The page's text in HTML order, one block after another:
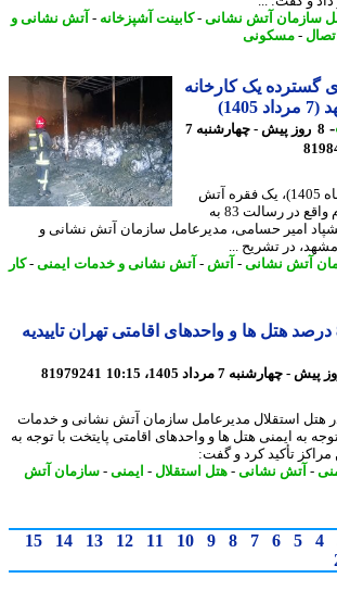
آتش نشانی-کابینت آشپزخانه -آتش نشانی و
-مسکونی
یک کارخانه
8 روز پیش - چهارشنبه 7
10 عصر امروز (7 مردادماه 1405)، یک فقره آتش
سوزی در یک کارخانه فوم واقع در رسالت 83 به
آتشپاد امیر حسامی، مدیرعامل سازمان آتش نشانی و
در تشریح ...
نشانی-آتش -آتش نشانی و خدمات ایمنی-کار
80 درصد هتل ها و واحدهای اقامتی تهران تاییدیه
81979241
استقلال مدیرعامل سازمان آتش نشانی و خدمات
ایمنی هتل ها و واحدهای اقامتی پایتخت با توجه به
تأکید کرد و گفت:
آتش نشانی-هتل استقلال-ایمنی-سازمان آتش
5
6
7
8
9
10
11
12
13
14
15